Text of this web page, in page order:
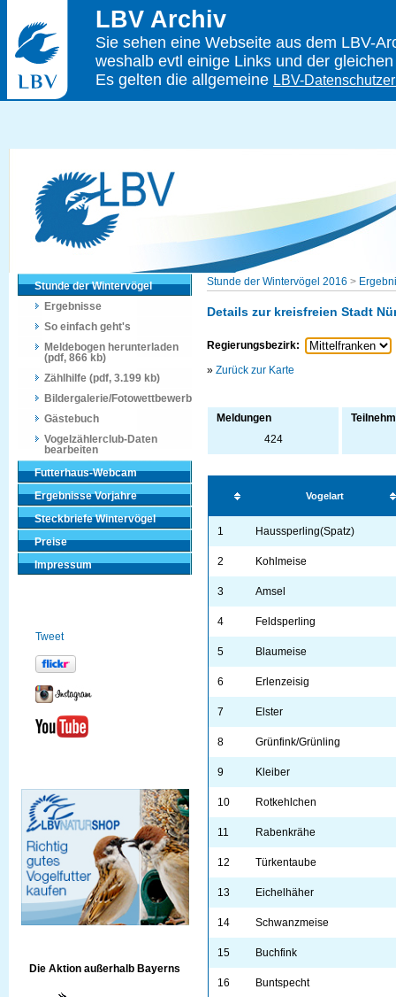
LBV Archiv
Sie sehen eine Webseite aus dem LBV-
weshalb evtl einige Links und der
Es gelten die allgemeine LBV-
Stunde der Wintervögel
Ergebnisse
So einfach geht's
Meldebogen herunterladen
(pdf, 866 kb)
Zählhilfe (pdf, 3.199 kb)
Bildergalerie/Fotowettbewerb
Gästebuch
Vogelzählerclub-Daten
bearbeiten
Futterhaus-Webcam
Ergebnisse Vorjahre
Steckbriefe Wintervögel
Preise
Impressum
Tweet
Die Aktion außerhalb Bayerns
Stunde der Wintervögel 2016 >
Details zur kreisfreien Stadt
Regierungsbezirk:
» Zurück zur Karte
Meldungen
424
Vogelart
1 Haussperling(Spatz)
2 Kohlmeise
3 Amsel
4 Feldsperling
5 Blaumeise
6 Erlenzeisig
7 Elster
8 Grünfink/Grünling
9 Kleiber
10 Rotkehlchen
11 Rabenkrähe
12 Türkentaube
13 Eichelhäher
14 Schwanzmeise
15 Buchfink
16 Buntspecht